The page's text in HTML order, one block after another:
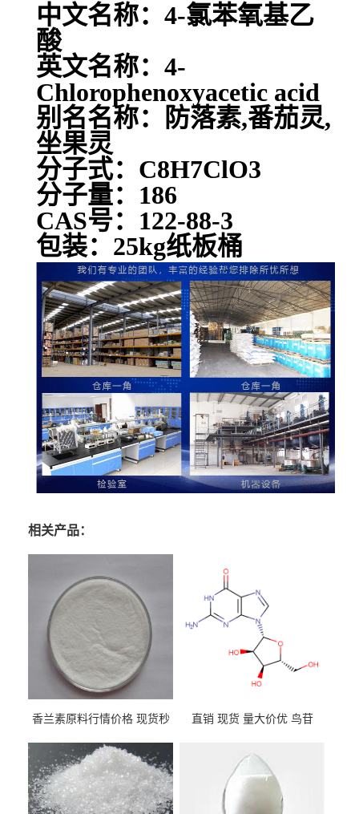
中文名称：4-氯苯氧基乙
酸
英文名称：4-
Chlorophenoxyacetic acid
别名名称：防落素,番茄灵,
坐果灵
分子式：C8H7ClO3
分子量：186
CAS号：122-88-3
包装：25kg纸板桶
相关产品：
香兰素原料行情价格 现货秒
直销 现货 量大价优 鸟苷